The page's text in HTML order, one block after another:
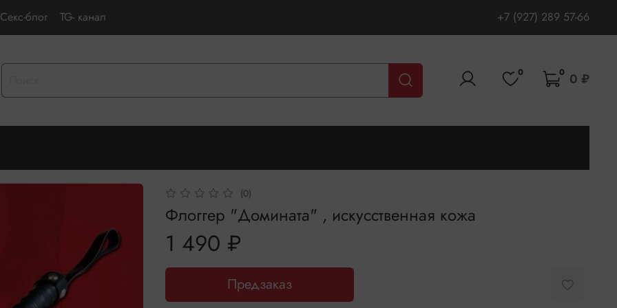
Секс-блог TG- канал +7 (927) 289 57-66
0 0 0 ₽
(0)
Флоггер "Домината" , искусственная кожа
1 490 ₽
Предзаказ